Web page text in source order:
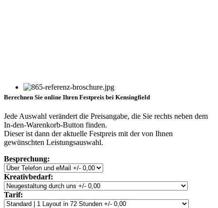
Berechnen Sie online Ihren Festpreis bei Kensingfield
Jede Auswahl verändert die Preisangabe, die Sie rechts neben dem
In-den-Warenkorb-Button finden.
Dieser ist dann der aktuelle Festpreis mit der von Ihnen
gewünschten Leistungsauswahl.
Besprechung:
Kreativbedarf:
Tarif: